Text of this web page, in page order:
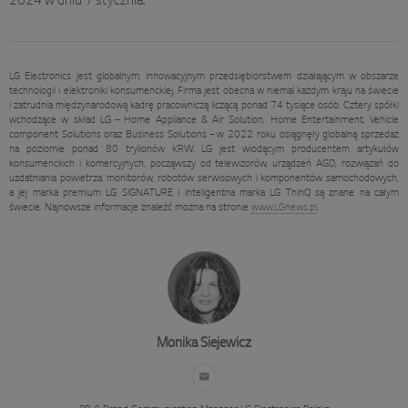
LG Electronics jest globalnym, innowacyjnym przedsiębiorstwem działającym w obszarze
technologii i elektroniki konsumenckiej. Firma jest obecna w niemal każdym kraju na świecie
i zatrudnia międzynarodową kadrę pracowniczą liczącą ponad 74 tysiące osób. Cztery spółki
wchodzące w skład LG – Home Appliance & Air Solution, Home Entertainment, Vehicle
component Solutions oraz Business Solutions – w 2022 roku osiągnęły globalną sprzedaż
na poziomie ponad 80 trylionów KRW. LG jest wiodącym producentem artykułów
konsumenckich i komercyjnych, począwszy od telewizorów, urządzeń AGD, rozwiązań do
uzdatniania powietrza, monitorów, robotów serwisowych i komponentów samochodowych,
a jej marka premium LG SIGNATURE i inteligentna marka LG ThinQ są znane na całym
świecie. Najnowsze informacje znaleźć można na stronie www.LGnews.pl.
Monika Siejewicz